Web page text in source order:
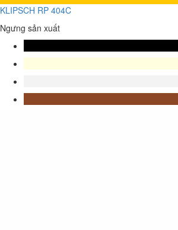
KLIPSCH RP 404C
Ngưng sản xuất